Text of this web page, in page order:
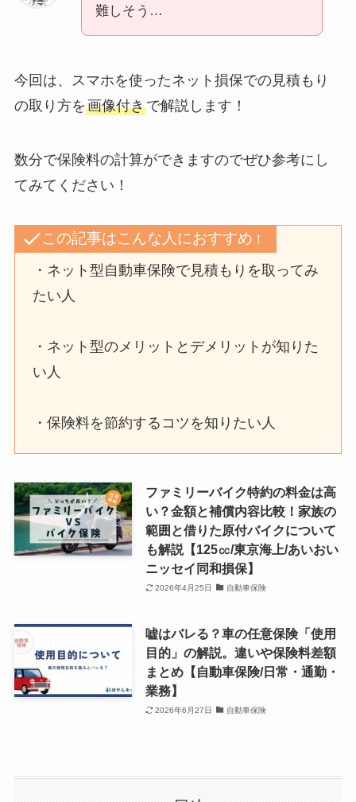
難しそう…
今回は、スマホを使ったネット損保での見積もり
の取り方を画像付きで解説します！
数分で保険料の計算ができますのでぜひ参考にし
てみてください！
この記事はこんな人におすすめ ！
・ネット型自動車保険で見積もりを取ってみ
たい人
・ネット型のメリットとデメリットが知りた
い人
・保険料を節約するコツを知りたい人
ファミリーバイク特約の料金は高
い？金額と補償内容比較！家族の
範囲と借りた原付バイクについて
も解説【125㏄/東京海上/あいおい
ニッセイ同和損保】
2026年4月25日 自動車保険
嘘はバレる？車の任意保険「使用
目的」の解説。違いや保険料差額
まとめ【自動車保険/日常・通勤・
業務】
2026年6月27日 自動車保険